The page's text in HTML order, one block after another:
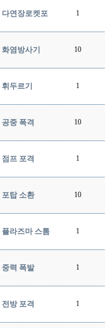
다연장로켓포 1
화염방사기 10
휘두르기 1
공중 폭격 10
점프 포격 1
포탑 소환 10
플라즈마 스톰 1
중력 폭발 1
전방 포격 1